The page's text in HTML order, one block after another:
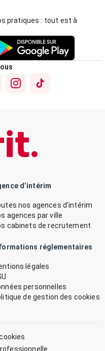
pratiques : tout est à
d’intérim
nos agences d’intérim
agences par ville
cabinets de recrutement
réglementaires
légales
personnelles
de gestion des cookies